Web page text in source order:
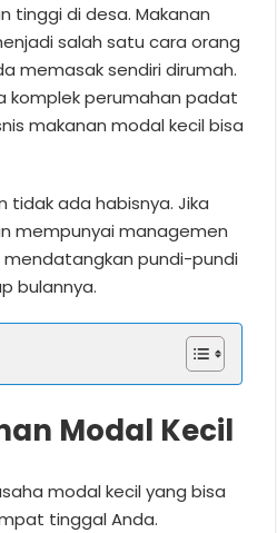
tinggi di desa. Makanan
salah satu cara orang
memasak sendiri dirumah.
komplek perumahan padat
makanan modal kecil bisa
tidak ada habisnya. Jika
mempunyai managemen
mendatangkan pundi-pundi
bulannya.
Modal Kecil
modal kecil yang bisa
tinggal Anda.